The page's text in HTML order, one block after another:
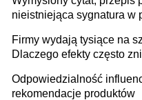
nieistniejąca sygnatura w
firmie
Firmy wydają tysiące na
Dlaczego efekty często
Odpowiedzialność
rekomendacje produktów